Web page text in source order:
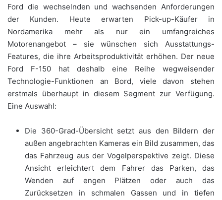
Ford die wechselnden und wachsenden Anforderungen
der Kunden. Heute erwarten Pick-up-Käufer in
Nordamerika mehr als nur ein umfangreiches
Motorenangebot – sie wünschen sich Ausstattungs-
Features, die ihre Arbeitsproduktivität erhöhen. Der neue
Ford F-150 hat deshalb eine Reihe wegweisender
Technologie-Funktionen an Bord, viele davon stehen
erstmals überhaupt in diesem Segment zur Verfügung.
Eine Auswahl:
Die 360-Grad-Übersicht setzt aus den Bildern der
außen angebrachten Kameras ein Bild zusammen, das
das Fahrzeug aus der Vogelperspektive zeigt. Diese
Ansicht erleichtert dem Fahrer das Parken, das
Wenden auf engen Plätzen oder auch das
Zurücksetzen in schmalen Gassen und in tiefen